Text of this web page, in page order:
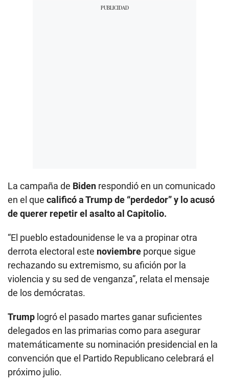
La campaña de Biden respondió en un comunicado
en el que calificó a Trump de “perdedor” y lo acusó
de querer repetir el asalto al Capitolio.
“El pueblo estadounidense le va a propinar otra
derrota electoral este noviembre porque sigue
rechazando su extremismo, su afición por la
violencia y su sed de venganza”, relata el mensaje
de los demócratas.
Trump logró el pasado martes ganar suficientes
delegados en las primarias como para asegurar
matemáticamente su nominación presidencial en la
convención que el Partido Republicano celebrará el
próximo julio.